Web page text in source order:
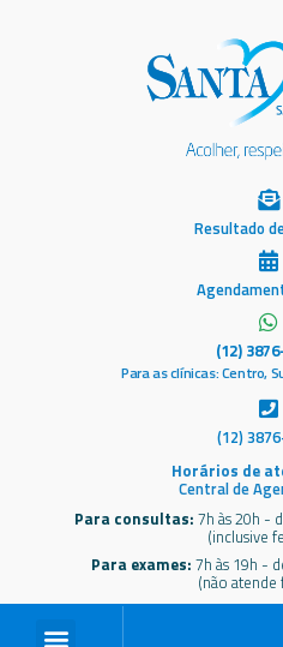
Resultado
(12)
Para as clínicas: Centro,
(12)
Horários de
Central de
Para consultas: 7h às 20h -
(inclusive
Para exames: 7h às 19h -
(não atende